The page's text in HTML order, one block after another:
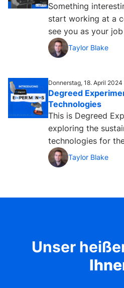
Something
start working at a
see you as your
difficult for them to...
Taylor Blake
Donnerstag, 18. April 2024
Degreed
Technologies
This is Degreed
exploring the
technologies for
Taylor Blake
Unser